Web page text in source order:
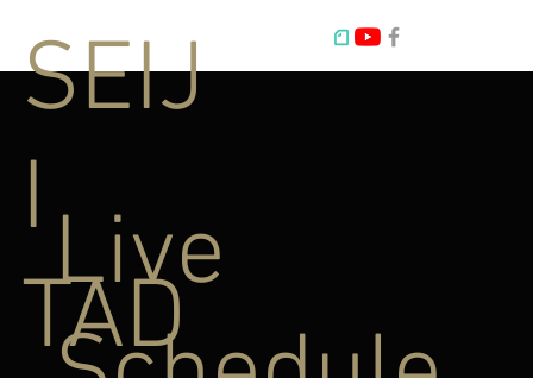
Live
SEIJ
I
TAD